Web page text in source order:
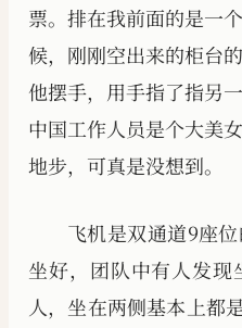
票。排在我前面的是一
候，刚刚空出来的柜台
他摆手，用手指了指另
中国工作人员是个大美
地步，可真是没想到。
飞机是双通道9座
坐好，团队中有人发
人，坐在两侧基本上